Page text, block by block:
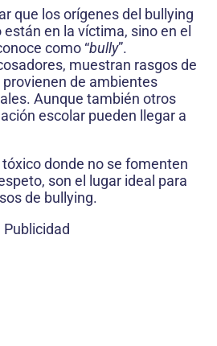
que los orígenes del bullying
en la víctima, sino en el
como “bully”.
muestran rasgos de
de ambientes
Aunque también otros
escolar pueden llegar a
donde no se fomenten
son el lugar ideal para
de bullying.
Publicidad